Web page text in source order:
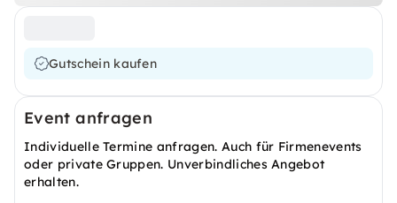
Gutschein kaufen
Event anfragen
Individuelle Termine anfragen. Auch für Firmenevents
oder private Gruppen. Unverbindliches Angebot
erhalten.